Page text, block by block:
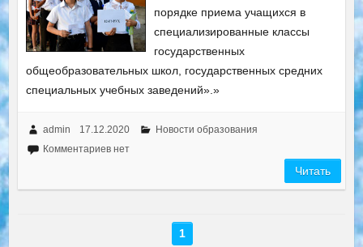
порядке приема учащихся в
специализированные классы
государственных
общеобразовательных школ, государственных средних
специальных учебных заведений».»
admin 17.12.2020
Новости образования
Комментариев нет
Читать
1